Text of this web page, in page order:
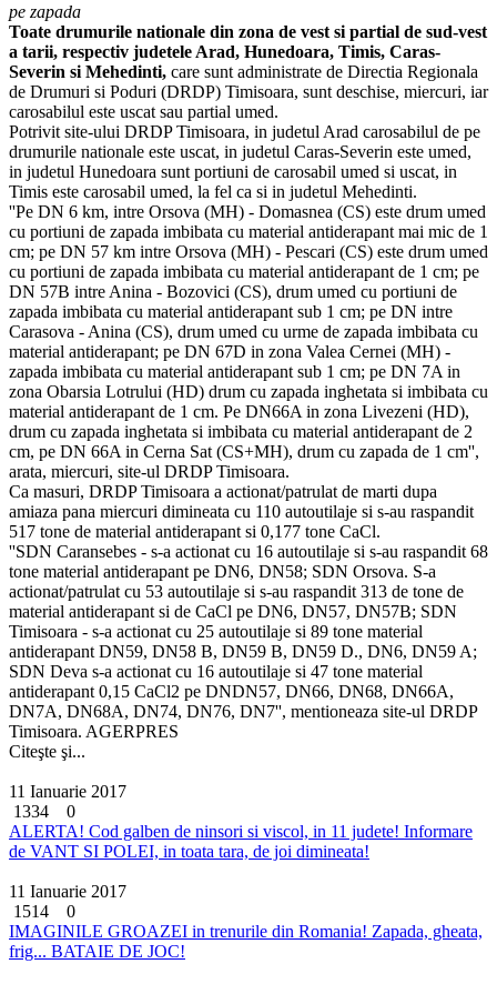
pe zapada
Toate drumurile nationale din zona de vest si partial de sud-vest
a tarii, respectiv judetele Arad, Hunedoara, Timis, Caras-
Severin si Mehedinti, care sunt administrate de Directia Regionala
de Drumuri si Poduri (DRDP) Timisoara, sunt deschise, miercuri, iar
carosabilul este uscat sau partial umed.
Potrivit site-ului DRDP Timisoara, in judetul Arad carosabilul de pe
drumurile nationale este uscat, in judetul Caras-Severin este umed,
in judetul Hunedoara sunt portiuni de carosabil umed si uscat, in
Timis este carosabil umed, la fel ca si in judetul Mehedinti.
''Pe DN 6 km, intre Orsova (MH) - Domasnea (CS) este drum umed
cu portiuni de zapada imbibata cu material antiderapant mai mic de 1
cm; pe DN 57 km intre Orsova (MH) - Pescari (CS) este drum umed
cu portiuni de zapada imbibata cu material antiderapant de 1 cm; pe
DN 57B intre Anina - Bozovici (CS), drum umed cu portiuni de
zapada imbibata cu material antiderapant sub 1 cm; pe DN intre
Carasova - Anina (CS), drum umed cu urme de zapada imbibata cu
material antiderapant; pe DN 67D in zona Valea Cernei (MH) -
zapada imbibata cu material antiderapant sub 1 cm; pe DN 7A in
zona Obarsia Lotrului (HD) drum cu zapada inghetata si imbibata cu
material antiderapant de 1 cm. Pe DN66A in zona Livezeni (HD),
drum cu zapada inghetata si imbibata cu material antiderapant de 2
cm, pe DN 66A in Cerna Sat (CS+MH), drum cu zapada de 1 cm'',
arata, miercuri, site-ul DRDP Timisoara.
Ca masuri, DRDP Timisoara a actionat/patrulat de marti dupa
amiaza pana miercuri dimineata cu 110 autoutilaje si s-au raspandit
517 tone de material antiderapant si 0,177 tone CaCl.
''SDN Caransebes - s-a actionat cu 16 autoutilaje si s-au raspandit 68
tone material antiderapant pe DN6, DN58; SDN Orsova. S-a
actionat/patrulat cu 53 autoutilaje si s-au raspandit 313 de tone de
material antiderapant si de CaCl pe DN6, DN57, DN57B; SDN
Timisoara - s-a actionat cu 25 autoutilaje si 89 tone material
antiderapant DN59, DN58 B, DN59 B, DN59 D., DN6, DN59 A;
SDN Deva s-a actionat cu 16 autoutilaje si 47 tone material
antiderapant 0,15 CaCl2 pe DNDN57, DN66, DN68, DN66A,
DN7A, DN68A, DN74, DN76, DN7'', mentioneaza site-ul DRDP
Timisoara. AGERPRES
Citeşte şi...
11 Ianuarie 2017
1334
0
ALERTA! Cod galben de ninsori si viscol, in 11 judete! Informare
de VANT SI POLEI, in toata tara, de joi dimineata!
11 Ianuarie 2017
1514
0
IMAGINILE GROAZEI in trenurile din Romania! Zapada, gheata,
frig... BATAIE DE JOC!